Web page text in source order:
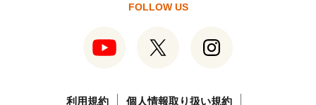
FOLLOW US
利用規約 個人情報取り扱い規約